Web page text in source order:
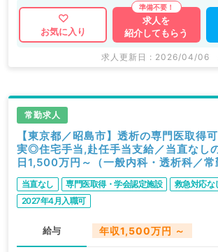
お気に入り
求人を
紹介してもらう
求人更新日 : 2026/04/06
常勤求人
【東京都／昭島市】透析の専門医取得
実◎住宅手当,赴任手当支給／当直なし
日1,500万円～（一般内科・透析科／常
当直なし 専門医取得・学会認定施設
救急対応な
2027年4月入職可
給与 年収1,500万円 ～